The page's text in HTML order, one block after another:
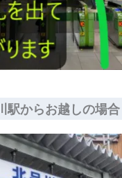
駅からお越しの場合